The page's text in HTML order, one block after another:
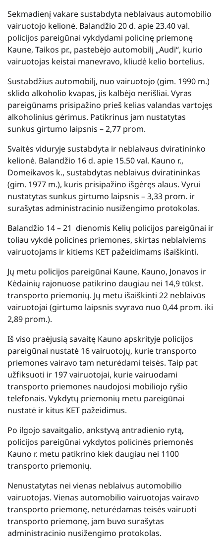
Sekmadienį vakare sustabdyta neblaivaus automobilio
vairuotojo kelionė. Balandžio 20 d. apie 23.40 val.
policijos pareigūnai vykdydami policinę priemonę
Kaune, Taikos pr., pastebėjo automobilį „Audi“, kurio
vairuotojas keistai manevravo, kliudė kelio bortelius.
Sustabdžius automobilį, nuo vairuotojo (gim. 1990 m.)
sklido alkoholio kvapas, jis kalbėjo nerišliai. Vyras
pareigūnams prisipažino prieš kelias valandas vartojęs
alkoholinius gėrimus. Patikrinus jam nustatytas
sunkus girtumo laipsnis – 2,77 prom.
Svaitės viduryje sustabdyta ir neblaivaus dviratininko
kelionė. Balandžio 16 d. apie 15.50 val. Kauno r.,
Domeikavos k., sustabdytas neblaivus dviratininkas
(gim. 1977 m.), kuris prisipažino išgėręs alaus. Vyrui
nustatytas sunkus girtumo laipsnis – 3,33 prom. ir
surašytas administracinio nusižengimo protokolas.
Balandžio 14 – 21 dienomis Kelių policijos pareigūnai ir
toliau vykdė policines priemones, skirtas neblaiviems
vairuotojams ir kitiems KET pažeidimams išaiškinti.
Jų metu policijos pareigūnai Kaune, Kauno, Jonavos ir
Kėdainių rajonuose patikrino daugiau nei 14,9 tūkst.
transporto priemonių. Jų metu išaiškinti 22 neblaivūs
vairuotojai (girtumo laipsnis svyravo nuo 0,44 prom. iki
2,89 prom.).
Iš viso praėjusią savaitę Kauno apskrityje policijos
pareigūnai nustatė 16 vairuotojų, kurie transporto
priemones vairavo tam neturėdami teisės. Taip pat
užfiksuoti ir 197 vairuotojai, kurie vairuodami
transporto priemones naudojosi mobiliojo ryšio
telefonais. Vykdytų priemonių metu pareigūnai
nustatė ir kitus KET pažeidimus.
Po ilgojo savaitgalio, ankstyvą antradienio rytą,
policijos pareigūnai vykdytos policinės priemonės
Kauno r. metu patikrino kiek daugiau nei 1100
transporto priemonių.
Nenustatytas nei vienas neblaivus automobilio
vairuotojas. Vienas automobilio vairuotojas vairavo
transporto priemonę, neturėdamas teisės vairuoti
transporto priemonę, jam buvo surašytas
administracinio nusižengimo protokolas.